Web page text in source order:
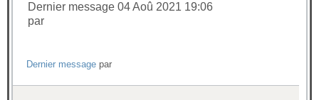
Dernier message 04 Aoû 2021 19:06
par
Dernier message par